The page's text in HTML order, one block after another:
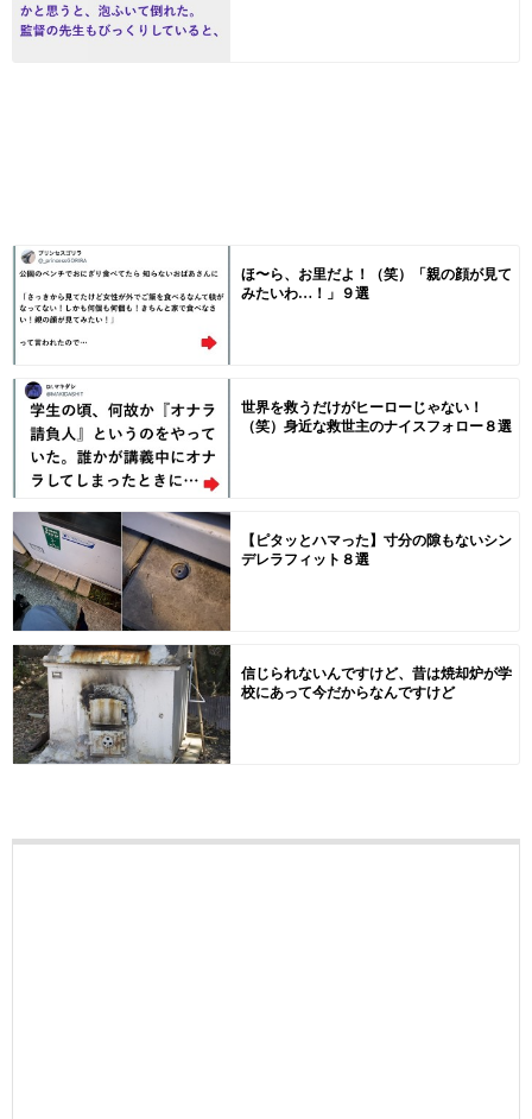
ほ〜ら、お里だよ！（笑）「親の顔が見て
みたいわ…！」９選
世界を救うだけがヒーローじゃない！
（笑）身近な救世主のナイスフォロー８選
【ピタッとハマった】寸分の隙もないシン
デレラフィット８選
信じられないんですけど、昔は焼却炉が学
校にあって今だからなんですけど